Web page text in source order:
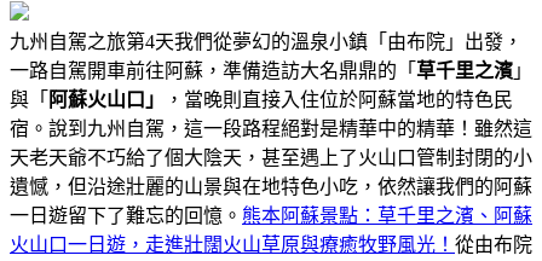
九州自駕之旅第4天我們從夢幻的溫泉小鎮「由布院」出發，
一路自駕開車前往阿蘇，準備造訪大名鼎鼎的「 草千里之濱 」
與「 阿蘇火山口」
，當晚則直接入住位於阿蘇當地的特色民
宿。說到九州自駕，這一段路程絕對是精華中的精華！雖然這
天老天爺不巧給了個大陰天，甚至遇上了火山口管制封閉的小
遺憾，但沿途壯麗的山景與在地特色小吃，依然讓我們的阿蘇
一日遊留下了難忘的回憶。 熊本阿蘇景點：草千里之濱、阿蘇
火山口一日遊，走進壯闊火山草原與療癒牧野風光！ 從由布院